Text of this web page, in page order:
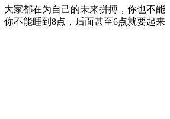
大家都在为自己的未来拼搏，你也不能
不能睡到8点，后面甚至6点就要起来